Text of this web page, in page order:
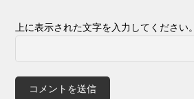
上に表示された文字を入力してください。